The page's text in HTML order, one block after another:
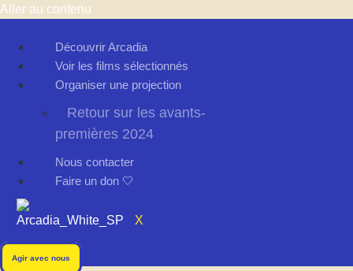
Aller au contenu
Découvrir Arcadia
Voir les films sélectionnés
Organiser une projection
Retour sur les avants-
premières 2024
Nous contacter
Faire un don 🤍
X
Agir avec nous